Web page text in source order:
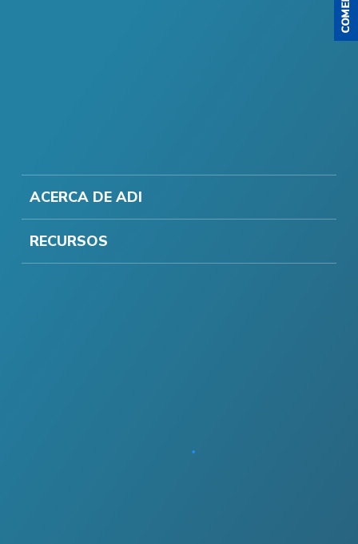
ACERCA DE ADI
RECURSOS